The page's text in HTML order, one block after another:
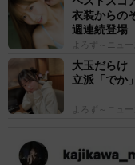
衣装からの
週連続登場
よろず～ニュー
大玉だらけ
立派「でか
よろず～ニュー